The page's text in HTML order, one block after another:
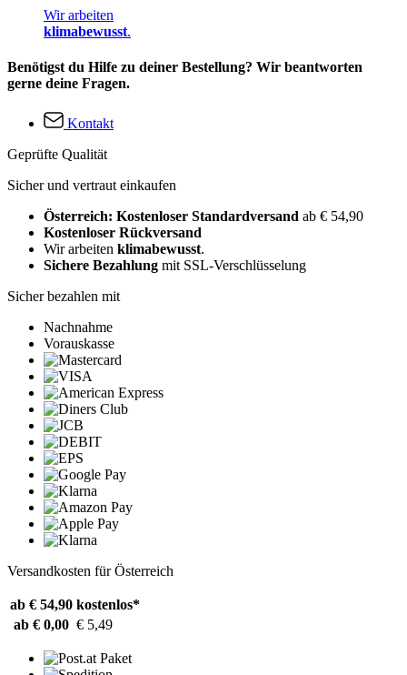
Wir arbeiten
klimabewusst.
Benötigst du Hilfe zu deiner Bestellung? Wir beantworten
gerne deine Fragen.
Kontakt
Geprüfte Qualität
Sicher und vertraut einkaufen
Österreich: Kostenloser Standardversand ab € 54,90
Kostenloser Rückversand
Wir arbeiten klimabewusst.
Sichere Bezahlung mit SSL-Verschlüsselung
Sicher bezahlen mit
Nachnahme
Vorauskasse
Versandkosten für Österreich
ab € 54,90 kostenlos*
ab € 0,00 € 5,49